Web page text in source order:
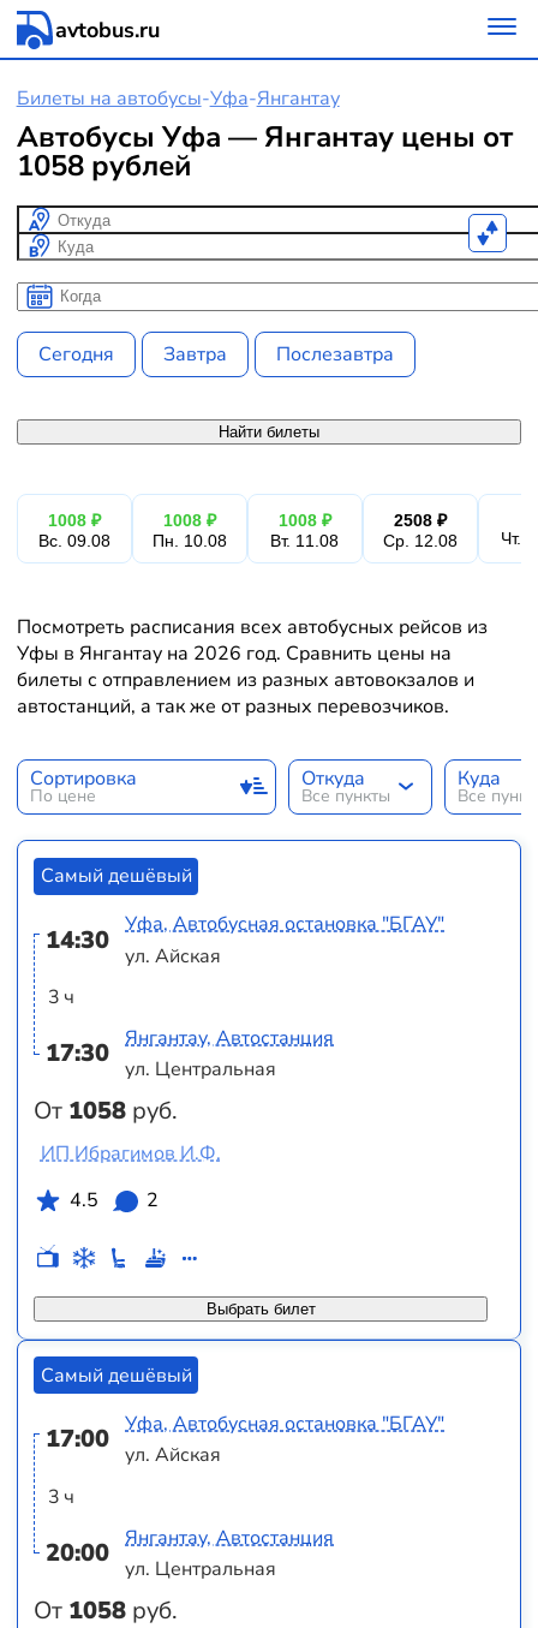
avtobus.ru
Билеты на автобусы-Уфа-Янгантау
Автобусы Уфа — Янгантау цены от
1058 рублей
Откуда
Куда
Когда
Когда
Сегодня Завтра Послезавтра
Найти билеты
1008 ₽
Вс. 09.08
1008 ₽
Пн. 10.08
1008 ₽
Вт. 11.08
2508 ₽
Ср. 12.08
Чт.
Посмотреть расписания всех автобусных рейсов из
Уфы в Янгантау на 2026 год. Сравнить цены на
билеты с отправлением из разных автовокзалов и
автостанций, а так же от разных перевозчиков.
Сортировка
По цене
Откуда
Все пункты
Куда
Все
Самый дешёвый
14:30
3 ч
17:30
От 1058 руб.
Уфа, Автобусная остановка "БГАУ"
ул. Айская
Янгантау, Автостанция
ул. Центральная
Выбрать билет
ИП Ибрагимов И.Ф.
4.5
2
Самый дешёвый
17:00
3 ч
20:00
От 1058 руб.
Уфа, Автобусная остановка "БГАУ"
ул. Айская
Янгантау, Автостанция
ул. Центральная